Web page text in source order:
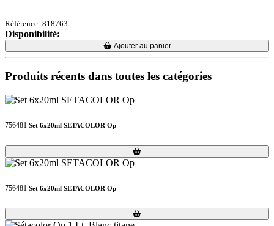
Référence: 818763
Disponibilité:
Loading...
Loading... Ajouter au panier
Produits récents dans toutes les catégories
756481 Set 6x20ml SETACOLOR Op
Loading...
Loading...
756481 Set 6x20ml SETACOLOR Op
Loading...
Loading...